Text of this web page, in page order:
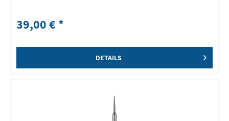
39,00 € *
DETAILS